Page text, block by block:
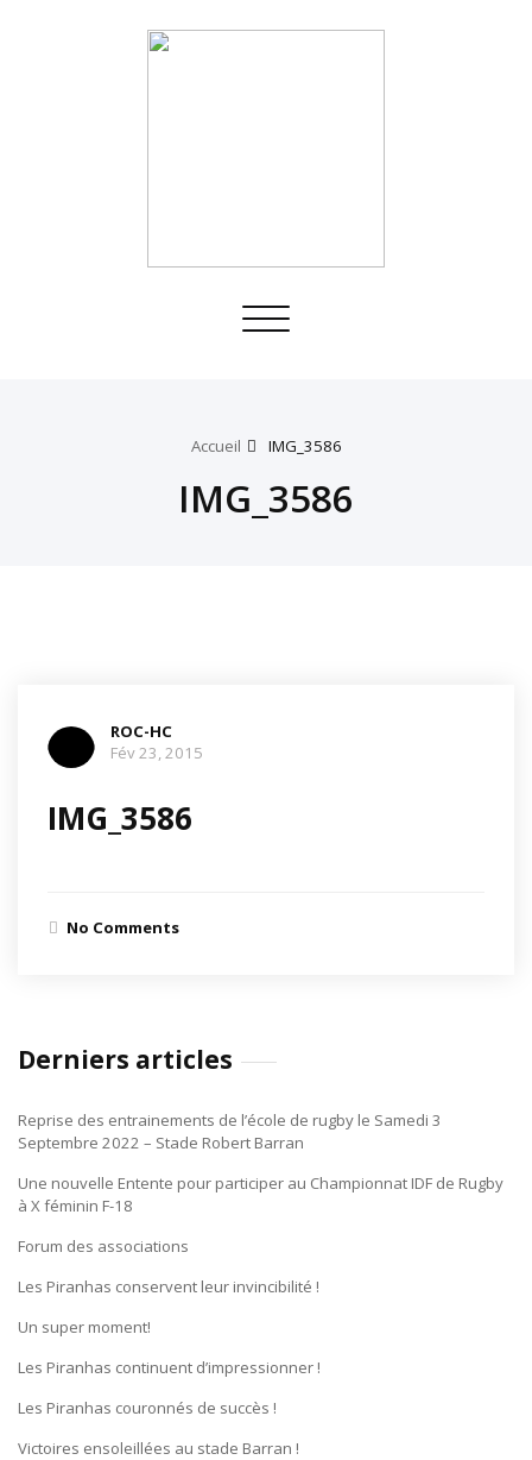
Toggle
Accueil IMG_3586
IMG_3586
ROC-HC
Fév 23, 2015
IMG_3586
No Comments
Derniers articles
Reprise des entrainements de l’école de rugby le Samedi 3
Septembre 2022 – Stade Robert Barran
Une nouvelle Entente pour participer au Championnat IDF de Rugby
à X féminin F-18
Forum des associations
Les Piranhas conservent leur invincibilité !
Un super moment!
Les Piranhas continuent d’impressionner !
Les Piranhas couronnés de succès !
Victoires ensoleillées au stade Barran !